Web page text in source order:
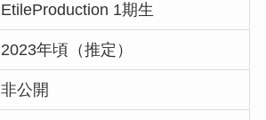
EtileProduction 1期生
2023年頃（推定）
非公開